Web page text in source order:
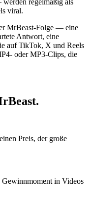
viral.
MrBeast-Folge — eine
Antwort, eine
auf TikTok, X und Reels
oder MP3-Clips, die
Preis, der große
in Videos